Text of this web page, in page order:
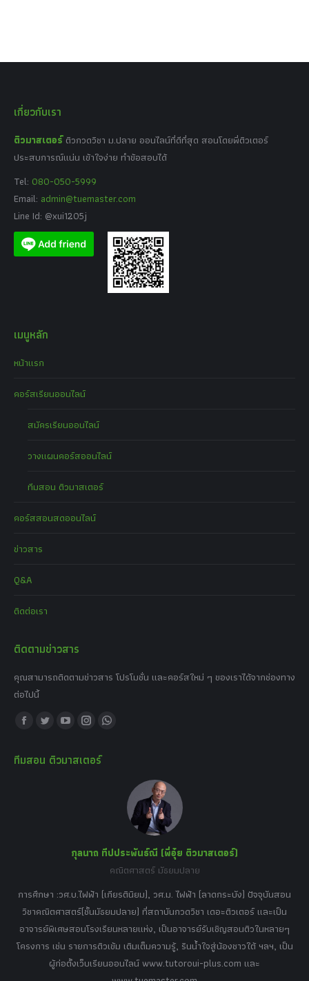
เกี่ยวกับเรา
ติวมาสเตอร์ ติวกวดวิชา ม.ปลาย ออนไลน์ที่ดีที่สุด สอนโดยพี่ติวเตอร์
ประสบการณ์แน่น เข้าใจง่าย ทำข้อสอบได้
Tel: 080-050-5999
Email: admin@tuemaster.com
Line Id: @xui1205j
เมนูหลัก
หน้าแรก
คอร์สเรียนออนไลน์
สมัครเรียนออนไลน์
วางแผนคอร์สออนไลน์
ทีมสอน ติวมาสเตอร์
คอร์สสอนสดออนไลน์
ข่าวสาร
Q&A
ติดต่อเรา
ติดตามข่าวสาร
คุณสามารถติดตามข่าวสาร โปรโมชั่น และคอร์สใหม่ ๆ ของเราได้จากช่องทาง
ต่อไปนี้
Find us on:
Facebook
opens
Twitter
opens
YouTube
opens
Instagram
opens
Whatsapp
window
ทีมสอน ติวมาสเตอร์
กุลนาถ ทีปประพันธ์ณี (พี่อุ๋ย ติวมาสเตอร์)
คณิตศาสตร์ มัธยมปลาย
การศึกษา :วศ.บ.ไฟฟ้า (เกียรตินิยม), วศ.ม. ไฟฟ้า (ลาดกระบัง) ปัจจุบันสอน
วิชาคณิตศาสตร์(ชั้นมัธยมปลาย) ที่สถาบันกวดวิชา เดอะติวเตอร์ และเป็น
อาจารย์พิเศษสอนโรงเรียนหลายแห่ง, เป็นอาจารย์รับเชิญสอนติวในหลายๆ
โครงการ เช่น รายการติวเข้ม เติมเต็มความรู้, รินน้ำใจสู่น้องชาวใต้ ฯลฯ, เป็น
ผู้ก่อตั้งเว็บเรียนออนไลน์ www.tutoroui-plus.com และ